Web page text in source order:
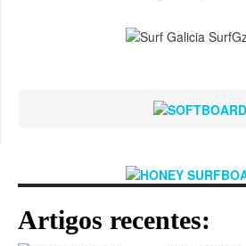
Artigos recentes: